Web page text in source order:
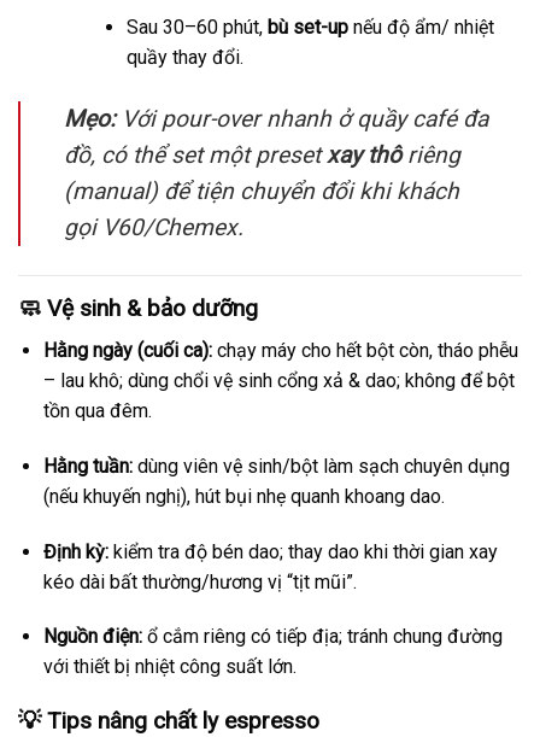
Sau 30–60 phút, bù set-upnếu độ ẩm/ nhiệt
quầy thay đổi.
Mẹo:Với pour-over nhanh ở quầy café đa
đồ, có thể set một presetxay thôriêng
(manual) để tiện chuyển đổi khi khách
gọi V60/Chemex.
🧼 Vệ sinh & bảo dưỡng
Hằng ngày (cuối ca):chạy máy cho hết bột còn, tháo phễu
– lau khô; dùng chổi vệ sinh cổng xả & dao; không để bột
tồn qua đêm.
Hằng tuần:dùng viên vệ sinh/bột làm sạch chuyên dụng
(nếu khuyến nghị), hút bụi nhẹ quanh khoang dao.
Định kỳ:kiểm tra độ bén dao; thay dao khi thời gian xay
kéo dài bất thường/hương vị “tịt mũi”.
Nguồn điện:ổ cắm riêng có tiếp địa; tránh chung đường
với thiết bị nhiệt công suất lớn.
💡Tips nâng chất ly espresso